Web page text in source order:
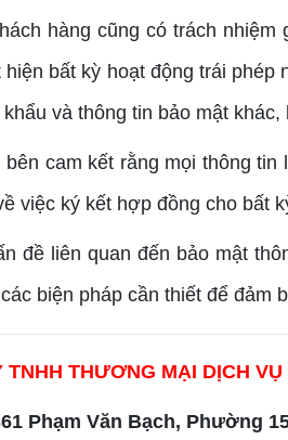
hàng cũng có trách nhiệm
hiện bất kỳ hoạt động trái
và thông tin bảo mật
cam kết rằng mọi thông tin
việc ký kết hợp đồng cho bất
liên quan đến bảo mật
biện pháp cần thiết để đảm
TNHH THƯƠNG MẠI DỊCH
Phạm Văn Bạch, Phường